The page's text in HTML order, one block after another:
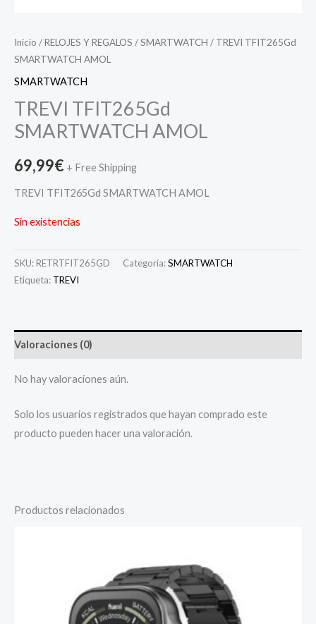
Inicio /RELOJES Y REGALOS /SMARTWATCH / TREVI TFIT265Gd
SMARTWATCH AMOL
SMARTWATCH
TREVI TFIT265Gd
SMARTWATCH AMOL
69,99€ + Free Shipping
TREVI TFIT265Gd SMARTWATCH AMOL
Sin existencias
SKU: RETRTFIT265GD Categoría:SMARTWATCH
Etiqueta: TREVI
Valoraciones (0)
No hay valoraciones aún.
Solo los usuarios registrados que hayan comprado este
producto pueden hacer una valoración.
Productos relacionados